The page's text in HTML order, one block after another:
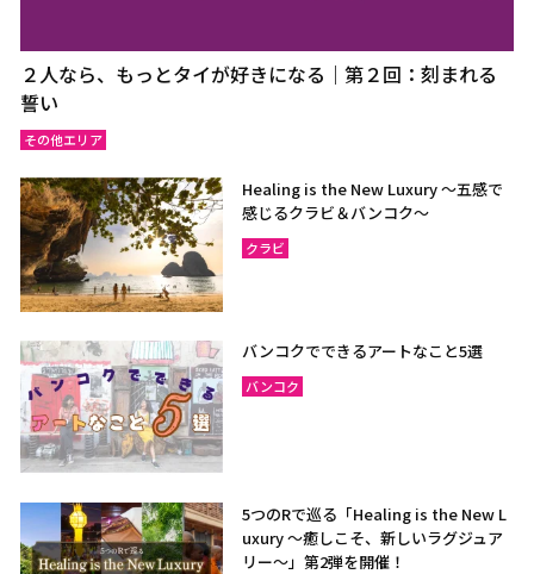
２人なら、もっとタイが好きになる｜第２回：刻まれる
誓い
その他エリア
Healing is the New Luxury ～五感で
感じるクラビ＆バンコク～
クラビ
バンコクでできるアートなこと5選
バンコク
5つのRで巡る「Healing is the New L
uxury ～癒しこそ、新しいラグジュア
リー〜」第2弾を開催！